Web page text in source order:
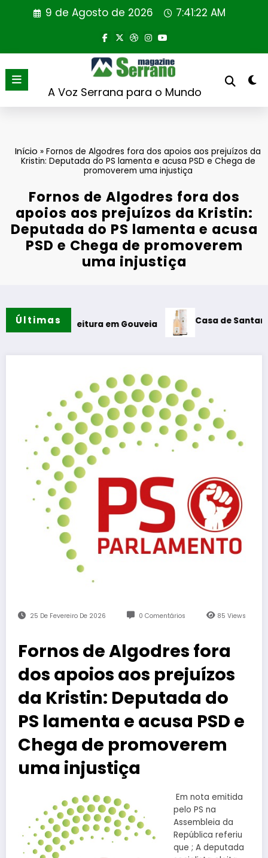
9 de Agosto de 2026 7:41:22 AM
A Voz Serrana para o Mundo
Início »Fornos de Algodres fora dos apoios aos prejuízos da
Kristin: Deputada do PS lamenta e acusa PSD e Chega de
promoverem uma injustiça
Fornos de Algodres fora dos
apoios aos prejuízos da Kristin:
Deputada do PS lamenta e acusa
PSD e Chega de promoverem
uma injustiça
Últimas
Leitura em Gouveia Casa de Santar Vinhos
25 De Fevereiro De 2026 0 Comentários 85Views
Fornos de Algodres fora
dos apoios aos prejuízos
da Kristin: Deputada do
PS lamenta e acusa PSD e
Chega de promoverem
uma injustiça
Em nota emitida
pelo PS na
Assembleia da
República referiu
que ; A deputada